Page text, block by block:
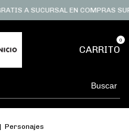
EN COMPRAS
CARRITO
0
Buscar
| Personajes